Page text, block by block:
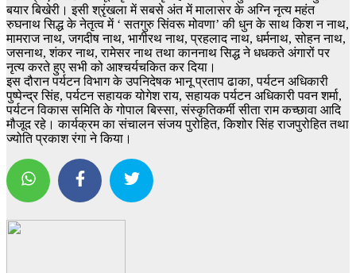
बयार बिखेरी। इसी श्रृंखला में सबसे अंत में मालासर के अग्नि नृत्य महंत
रुघनाथ सिद्ध के नेतृत्व में ‘ सतगुरु सिंवरू मोवणा’ की धुन के साथ किश न नाथ,
मामराज नाथ, जगदीष नाथ, भागीरथ नाथ, प्रहलाद नाथ, धर्मनाथ, सोहन नाथ,
जसनाथ, शंकर नाथ, रामेसर नाथ तथा काननाथ सिद्ध ने धधकते अंगारों पर
नृत्य करते हुए सभी को आश्चर्यचकित कर दिया।
इस दौरान पर्यटन विभाग के उपनिदेषक भानू प्रताप ढाका, पर्यटन अधिकारी
पुष्पेन्द्र सिंह, पर्यटन सहायक योगेश राय, सहायक पर्यटन अधिकारी पवन शर्मा,
पर्यटन विकास समिति के गोपाल बिस्सा, संस्कृतिकर्मी सीता राम कच्छावा आदि
मौजूद रहे। कार्यक्रम का संचालन संजय पुरोहित, किशोर सिंह राजपुरोहित तथा
ज्योति प्रकाश रंगा ने किया।